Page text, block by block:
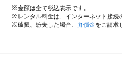
金額は全て税込表示です。
レンタル料金は、インターネット接続
破損、紛失した場合、 弁償金をご請求